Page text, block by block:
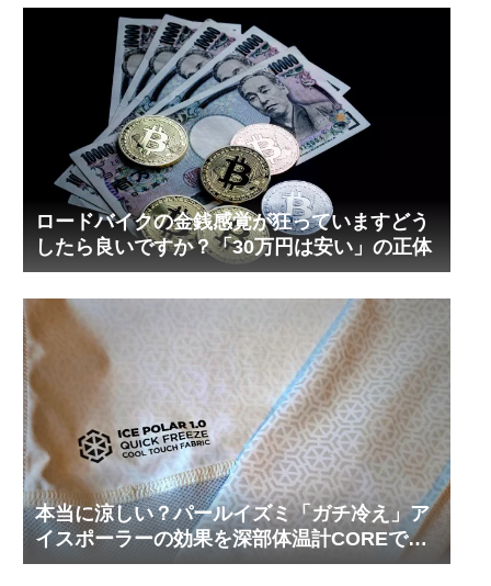
ロードバイクの金銭感覚が狂っていますどう
したら良いですか？「30万円は安い」の正体
本当に涼しい？パールイズミ「ガチ冷え」ア
イスポーラーの効果を深部体温計COREで測
ってみた